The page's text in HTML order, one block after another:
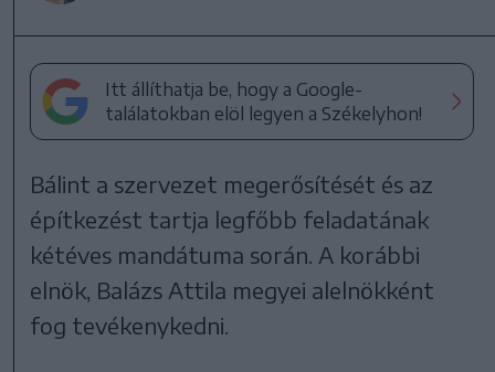
Itt állíthatja be, hogy a Google-
találatokban elöl legyen a Székelyhon!
Bálint a szervezet megerősítését és az
építkezést tartja legfőbb feladatának
kétéves mandátuma során. A korábbi
elnök, Balázs Attila megyei alelnökként
fog tevékenykedni.